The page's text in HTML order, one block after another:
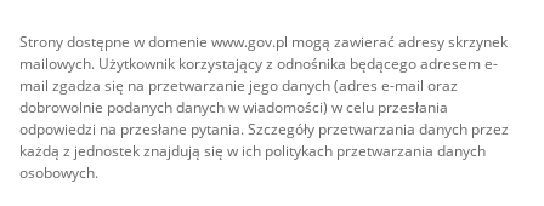
Strony dostępne w domenie www.gov.pl mogą zawierać adresy skrzynek
mailowych. Użytkownik korzystający z odnośnika będącego adresem e-
mail zgadza się na przetwarzanie jego danych (adres e-mail oraz
dobrowolnie podanych danych w wiadomości) w celu przesłania
odpowiedzi na przesłane pytania. Szczegóły przetwarzania danych przez
każdą z jednostek znajdują się w ich politykach przetwarzania danych
osobowych.